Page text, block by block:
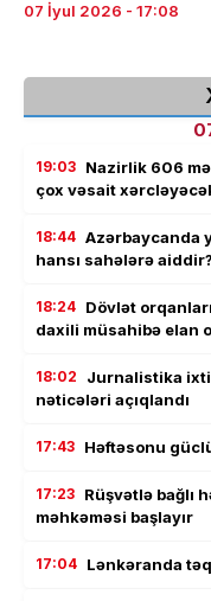
07 İyul 2026 - 17:08
19:03 Nazirlik 606
çox vəsait
18:44 Azərbaycanda
hansı sahələrə aiddir?
18:24 Dövlət
daxili müsahibə elan
18:02
Jurnalistika
nəticələri açıqlandı
17:43 Həftəsonu
17:23 Rüşvətlə bağlı
məhkəməsi başlayır
17:04 Lənkəranda